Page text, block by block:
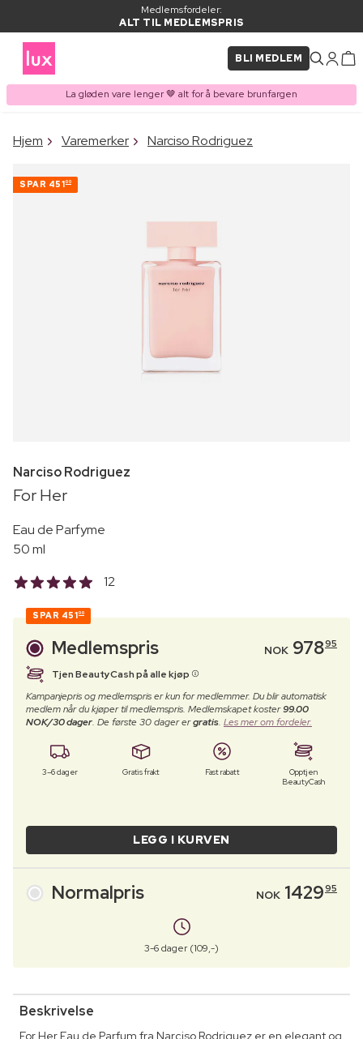
Medlemsfordeler:
ALT TIL MEDLEMSPRIS
BLI MEDLEM
La gløden vare lenger 🤎 alt for å bevare brunfargen
VARE LAGT I
Kjøpes ofte sammen med
Hjem Varemerker Narciso Rodriguez
SPAR 45100
Narciso Rodriguez
For Her
Eau de Parfyme
50 ml
12
SPAR 45100
Medlemspris NOK 97895
Tjen BeautyCash på alle kjøp
Kampanjepris og medlemspris er kun for medlemmer. Du blir automatisk
medlem når du kjøper til medlemspris. Medlemskapet koster99.00
NOK/30 dager. De første 30 dager ergratis. Les mer om fordeler.
3–6 dager Gratis frakt Fast rabatt
Opptjen
BeautyCash
LEGG I KURVEN
Normalpris NOK 142995
3-6 dager (109,-)
Beskrivelse